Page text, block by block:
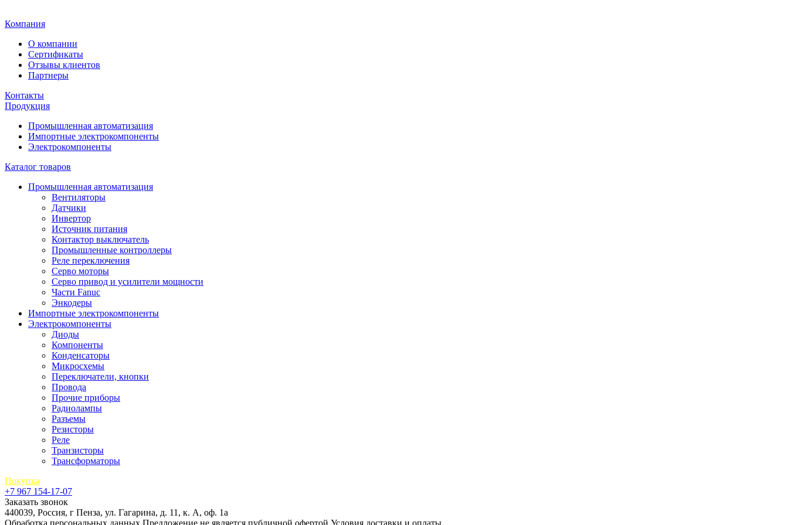
Компания
О компании
Сертификаты
Отзывы клиентов
Партнеры
Контакты
Продукция
Промышленная автоматизация
Импортные электрокомпоненты
Электрокомпоненты
Каталог товаров
Промышленная автоматизация
Вентиляторы
Датчики
Инвертор
Источник питания
Контактор выключатель
Промышленные контроллеры
Реле переключения
Серво моторы
Серво привод и усилители мощности
Части Fanuc
Энкодеры
Импортные электрокомпоненты
Электрокомпоненты
Диоды
Компоненты
Конденсаторы
Микросхемы
Переключатели, кнопки
Провода
Прочие приборы
Радиолампы
Разъемы
Резисторы
Реле
Транзисторы
Трансформаторы
Покупка
+7 967 154-17-07
Заказать звонок
440039, Россия, г Пенза, ул. Гагарина, д. 11, к. А, оф. 1а
Обработка персональных данных Предложение не является публичной офертой Условия доставки и оплаты